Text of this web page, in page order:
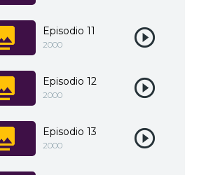
Episodio 11
2000
Episodio 12
2000
Episodio 13
2000